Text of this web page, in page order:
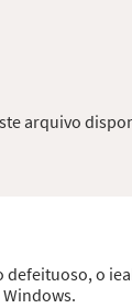
arquivo
defeituoso, o